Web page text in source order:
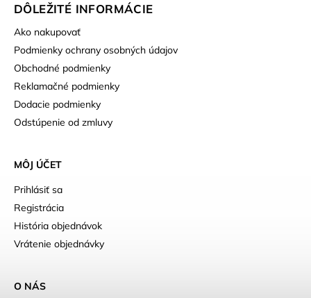
DÔLEŽITÉ INFORMÁCIE
Ako nakupovať
Podmienky ochrany osobných údajov
Obchodné podmienky
Reklamačné podmienky
Dodacie podmienky
Odstúpenie od zmluvy
MÔJ ÚČET
Prihlásiť sa
Registrácia
História objednávok
Vrátenie objednávky
O NÁS